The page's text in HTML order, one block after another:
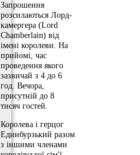
Запрошення
розсилаються Лорд-
камергера (Lord
Chamberlain) від
імені королеви. На
прийомі, час
проведення якого
зазвичай з 4 до 6
год. Вечора,
присутній до 8
тисяч гостей.
Королева і герцог
Единбурзький разом
з іншими членами